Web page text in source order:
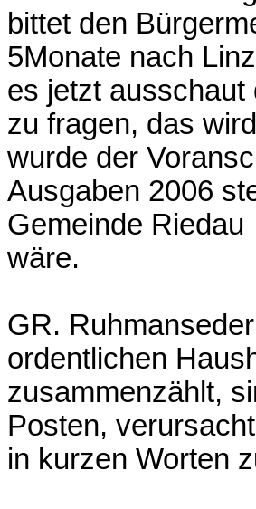
bittet den
5Monate nach
es jetzt ausschaut
zu fragen, das
wurde der
Ausgaben 2006
Gemeinde
wäre.
GR.
ordentlichen
zusammenzählt,
Posten,
in kurzen Worten